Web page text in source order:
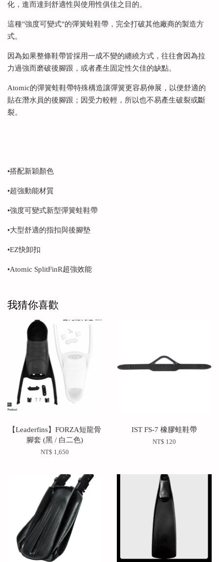
化，進而達到舒適性與使用性俱佳之目的。
這種"強度可變式"的彈簧蛙鞋帶，完全打破其他廠商的製造方
式。
因為如果整條鞋帶皆採用一成不變的纏繞方式，往往會因為拉
力過強而磨破後腳跟，或者產生固定性欠佳的缺點。
Atomic的彈簧蛙鞋帶特殊構造讓彈簧更容易伸展，以便舒適的
貼在潛水員的後腳跟；因受力較輕，所以也不易產生破裂或斷
裂。
•搭配新穎顏色
•超強動能材質
•強度可變式新型彈簧蛙鞋帶
•大型舒適的指扣與後腳墊
•EZ快卸扣
•Atomic SplitFinR超強效能
我猜你喜歡
【Leaderfins】FORZA短龍骨
腳套 (黑 / 白二色)
NT$ 1,650
IST FS-7 橡膠蛙鞋帶
NT$ 120